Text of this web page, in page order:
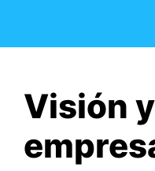
contenido
Visión